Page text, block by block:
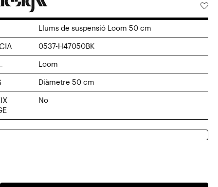
Llums de suspensió Loom 50 cm
0537-H47050BK
Loom
Diàmetre 50 cm
No